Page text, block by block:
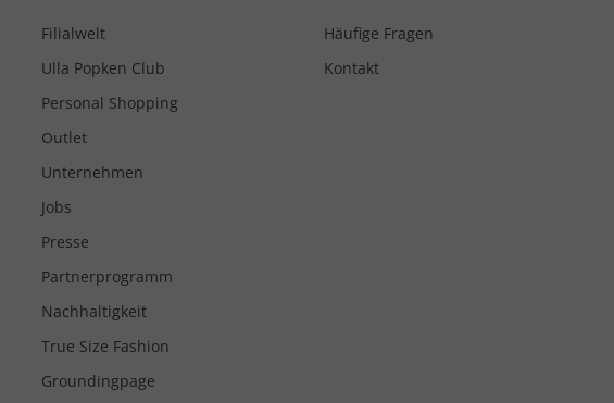
Filialwelt
Ulla Popken Club
Personal Shopping
Outlet
Unternehmen
Jobs
Presse
Partnerprogramm
Nachhaltigkeit
True Size Fashion
Groundingpage
Häufige Fragen
Kontakt